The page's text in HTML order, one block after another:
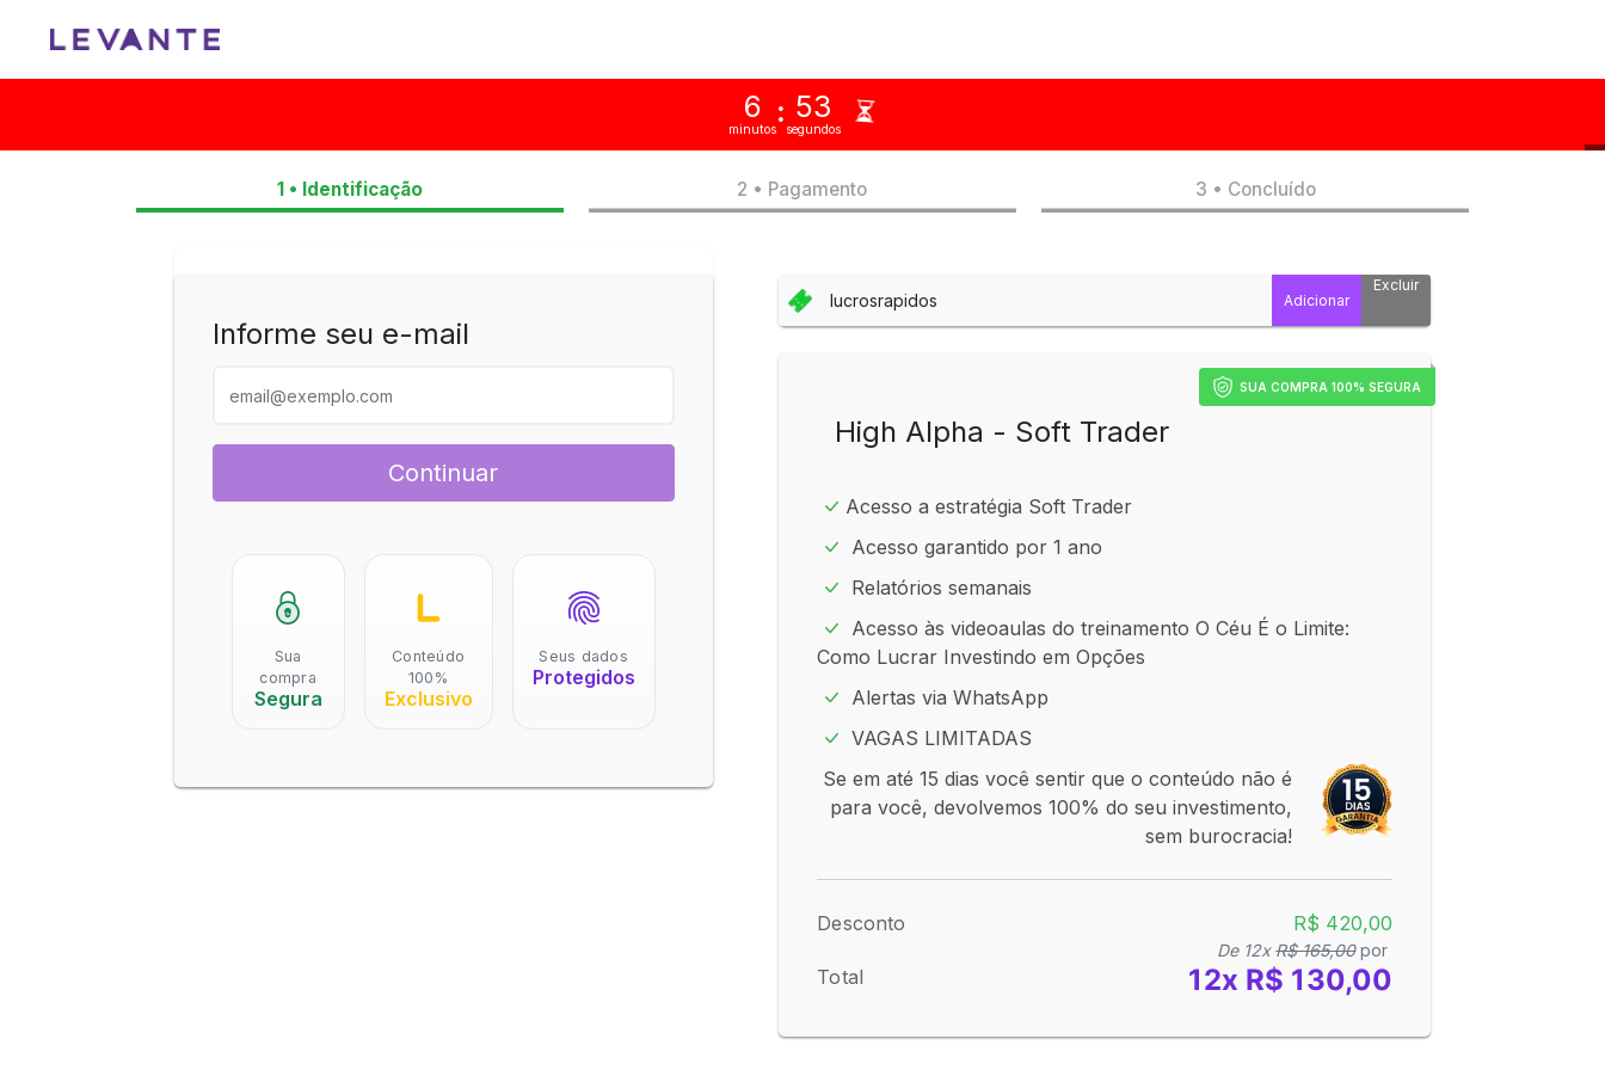
6
minutos
: 53
segundos
1 • Identificação 2 • Pagamento 3 • Concluído
Excluir
SUA COMPRA 100% SEGURA
High Alpha - Soft Trader
Acesso a estratégia Soft Trader
Acesso garantido por 1 ano
Relatórios semanais
Acesso às videoaulas do treinamento O Céu É o Limite:
Como Lucrar Investindo em Opções
Alertas via WhatsApp
VAGAS LIMITADAS
Se em até 15 dias você sentir que o conteúdo não é
para você, devolvemos 100% do seu investimento,
sem burocracia!
Desconto R$ 420,00
De 12xR$ 165,00por
Total 12x R$ 130,00
Informe seu e-mail
Continuar
Sua
compra
Segura
Conteúdo
100%
Exclusivo
Seus dados
Protegidos